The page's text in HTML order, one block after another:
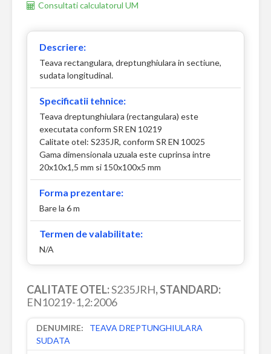
Consultati calculatorul UM
Descriere:
Teava rectangulara, dreptunghiulara in sectiune,
sudata longitudinal.
Specificatii tehnice:
Teava dreptunghiulara (rectangulara) este
executata conform SR EN 10219
Calitate otel: S235JR, conform SR EN 10025
Gama dimensionala uzuala este cuprinsa intre
20x10x1,5 mm si 150x100x5 mm
Forma prezentare:
Bare la 6 m
Termen de valabilitate:
N/A
CALITATE OTEL:S235JRH, STANDARD:
EN10219-1,2:2006
TEAVA DREPTUNGHIULARA
SUDATA